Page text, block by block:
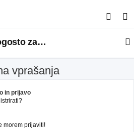
s
a
Pogosto zastavljena vprašanja
vprašanja
in prijavo
morem prijaviti!